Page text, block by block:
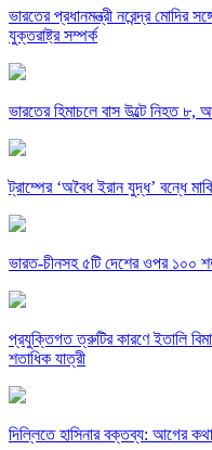
ভারতের প্রধানমন্ত্রী নরেন্দ্র মোদির
যুক্তরাষ্ট্র সম্পর্ক
ভারতের হিমাচলে বাস উল্টে নিহত ৮,
ট্রাম্পের ‘অবৈধ ইরান যুদ্ধ’ বন্ধে
ভারত-চীনসহ ৫টি দেশের ওপর ১০০
প্রযুক্তিগত ত্রুটির কারণে ইতালি
শতাধিক যাত্রী
দিল্লিতে হাসিনার বক্তব্য: আগের